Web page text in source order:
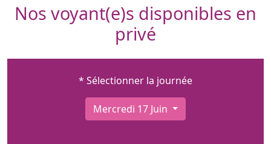
Nos voyant(e)s disponibles en
privé
* Sélectionner la journée
Mercredi 17 Juin